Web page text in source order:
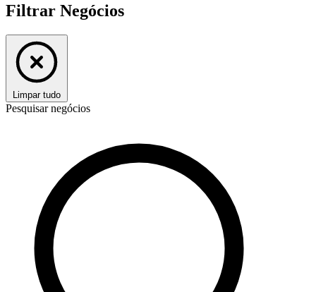
Filtrar Negócios
Limpar tudo
Pesquisar negócios